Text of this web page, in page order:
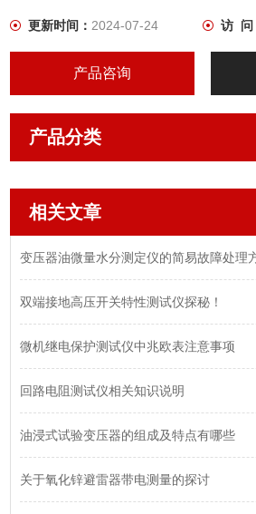
更新时间：2024-07-24 访 问
产品咨询
产品分类
相关文章
变压器油微量水分测定仪的简易故障处理
双端接地高压开关特性测试仪探秘！
微机继电保护测试仪中兆欧表注意事项
回路电阻测试仪相关知识说明
油浸式试验变压器的组成及特点有哪些
关于氧化锌避雷器带电测量的探讨